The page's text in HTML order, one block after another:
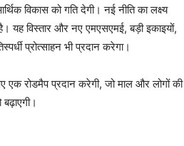
विकास को गति देगी। नई नीति का लक्ष्य
यह विस्तार और नए एमएसएमई, बड़ी इकाइयों,
प्रोत्साहन भी प्रदान करेगा।
एक रोडमैप प्रदान करेगी, जो माल और लोगों की